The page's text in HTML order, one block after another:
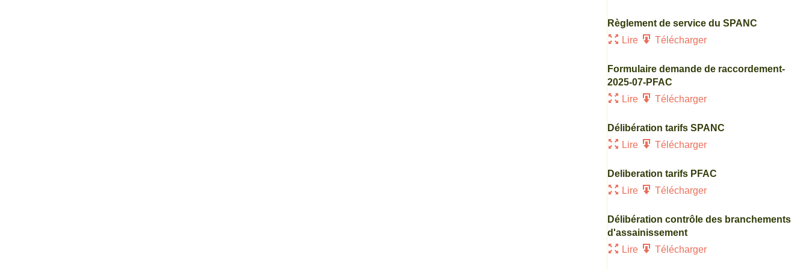
Règlement de service du SPANC
Lire
Télécharger
Formulaire demande de raccordement-
2025-07-PFAC
Lire
Télécharger
Délibération tarifs SPANC
Lire
Télécharger
Deliberation tarifs PFAC
Lire
Télécharger
Délibération contrôle des branchements
d'assainissement
Lire
Télécharger